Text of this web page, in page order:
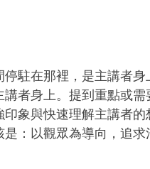
駐在那裡，是主講者身
者身上。提到重點或需
象與快速理解主講者的
：以觀眾為導向，追求